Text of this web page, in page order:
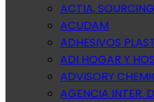
ACTIA,
ACUDAM
ADHESIVOS
ADI HOGAR Y
ADVISORY
AGENCIA INTER.